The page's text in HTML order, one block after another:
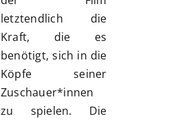
letztendlich die
Kraft, die es
benötigt, sich in die
Köpfe seiner
Zuschauer*innen
zu spielen. Die